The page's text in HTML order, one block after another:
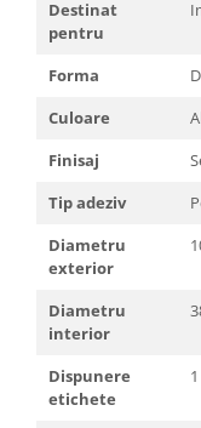
Destinat
pentru
Forma
Culoare
Finisaj
Tip adeziv
Diametru
exterior
Diametru
interior
Dispunere
etichete